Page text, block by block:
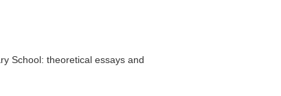
School: theoretical essays and